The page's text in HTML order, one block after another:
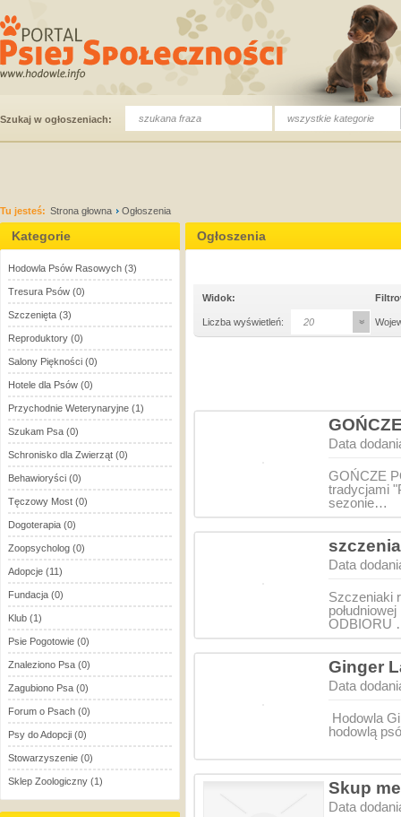
Szukaj w ogłoszeniach: wszystkie kategorie
Tu jesteś: Strona głowna Ogłoszenia
Kategorie
Hodowla Psów Rasowych (3)
Tresura Psów (0)
Szczenięta (3)
Reproduktory (0)
Salony Piękności (0)
Hotele dla Psów (0)
Przychodnie Weterynaryjne (1)
Szukam Psa (0)
Schronisko dla Zwierząt (0)
Behawioryści (0)
Tęczowy Most (0)
Dogoterapia (0)
Zoopsycholog (0)
Adopcje (11)
Fundacja (0)
Klub (1)
Psie Pogotowie (0)
Znaleziono Psa (0)
Zagubiono Psa (0)
Forum o Psach (0)
Psy do Adopcji (0)
Stowarzyszenie (0)
Sklep Zoologiczny (1)
Ogłoszenia
Widok:
Liczba wyświetleń: 20
Data
GOŃCZE
tradycjami
sezonie…
Data
Szczeniaki
ODBIORU
Ginger
Data
Hodowla
hodowlą
Skup
Data